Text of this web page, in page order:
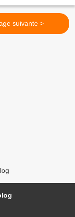
suivante >